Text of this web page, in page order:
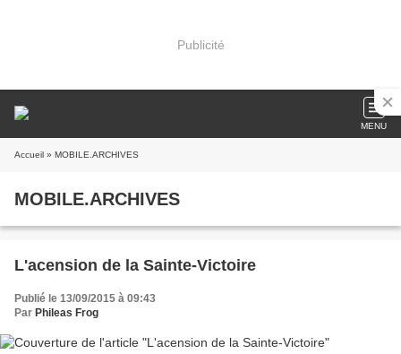
Publicité
MENU
Accueil » MOBILE.ARCHIVES
MOBILE.ARCHIVES
L'acension de la Sainte-Victoire
Publié le 13/09/2015 à 09:43
Par Phileas Frog